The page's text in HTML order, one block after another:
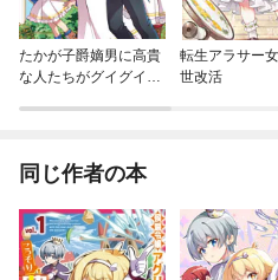
たかが子爵嫡男に高貴
な人たちがグイグイき
転生アラサー
世改活
同じ作者の本